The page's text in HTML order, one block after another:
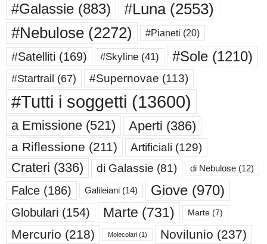
#Galassie (883) #Luna(2553)
#Nebulose (2272) #Pianeti (20)
#Satelliti (169) #Skyline (41) #Sole (1210)
#Startrail (67) #Supernovae (113)
#Tutti i soggetti (13600)
a Emissione (521) Aperti (386)
a Riflessione (211) Artificiali (129)
Crateri (336) di Galassie (81) di Nebulose (12)
Falce (186) Galileiani (14) Giove (970)
Globulari (154) Marte (731) Marte (7)
Mercurio (218) Molecolari (1) Novilunio (237)